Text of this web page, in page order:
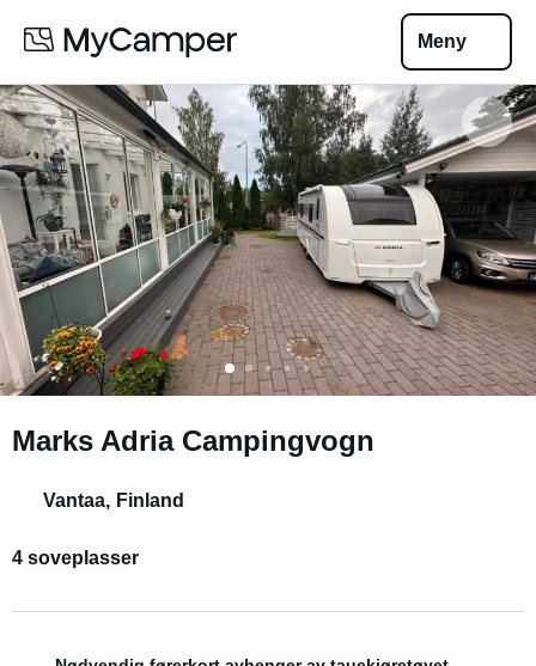
Meny
Marks Adria Campingvogn
Vantaa, Finland
4 soveplasser